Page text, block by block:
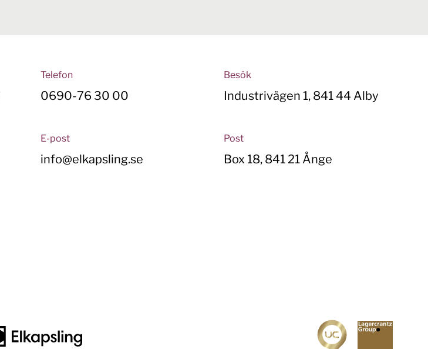
Telefon
0690-76 30 00
E-post
info@elkapsling.se
Besök
Industrivägen 1, 841 44 Alby
Post
Box 18, 841 21 Ånge